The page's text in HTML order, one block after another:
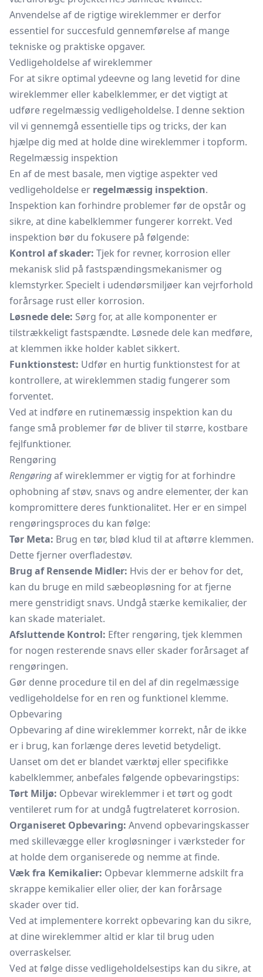
Anvendelse af de rigtige wireklemmer er derfor
essentiel for succesfuld gennemførelse af mange
tekniske og praktiske opgaver.
Vedligeholdelse af wireklemmer
For at sikre optimal ydeevne og lang levetid for dine
wireklemmer eller kabelklemmer, er det vigtigt at
udføre regelmæssig vedligeholdelse. I denne sektion
vil vi gennemgå essentielle tips og tricks, der kan
hjælpe dig med at holde dine wireklemmer i topform.
Regelmæssig inspektion
En af de mest basale, men vigtige aspekter ved
vedligeholdelse er regelmæssig inspektion.
Inspektion kan forhindre problemer før de opstår og
sikre, at dine kabelklemmer fungerer korrekt. Ved
inspektion bør du fokusere på følgende:
Kontrol af skader: Tjek for revner, korrosion eller
mekanisk slid på fastspændingsmekanismer og
klemstyrker. Specielt i udendørsmiljøer kan vejrforhold
forårsage rust eller korrosion.
Løsnede dele: Sørg for, at alle komponenter er
tilstrækkeligt fastspændte. Løsnede dele kan medføre,
at klemmen ikke holder kablet sikkert.
Funktionstest: Udfør en hurtig funktionstest for at
kontrollere, at wireklemmen stadig fungerer som
forventet.
Ved at indføre en rutinemæssig inspektion kan du
fange små problemer før de bliver til større, kostbare
fejlfunktioner.
Rengøring
Rengøringaf wireklemmer er vigtig for at forhindre
ophobning af støv, snavs og andre elementer, der kan
kompromittere deres funktionalitet. Her er en simpel
rengøringsproces du kan følge:
Tør Meta: Brug en tør, blød klud til at aftørre klemmen.
Dette fjerner overfladestøv.
Brug af Rensende Midler: Hvis der er behov for det,
kan du bruge en mild sæbeopløsning for at fjerne
mere genstridigt snavs. Undgå stærke kemikalier, der
kan skade materialet.
Afsluttende Kontrol: Efter rengøring, tjek klemmen
for nogen resterende snavs eller skader forårsaget af
rengøringen.
Gør denne procedure til en del af din regelmæssige
vedligeholdelse for en ren og funktionel klemme.
Opbevaring
Opbevaring af dine wireklemmer korrekt, når de ikke
er i brug, kan forlænge deres levetid betydeligt.
Uanset om det er blandet værktøj eller specifikke
kabelklemmer, anbefales følgende opbevaringstips:
Tørt Miljø: Opbevar wireklemmer i et tørt og godt
ventileret rum for at undgå fugtrelateret korrosion.
Organiseret Opbevaring: Anvend opbevaringskasser
med skillevægge eller krogløsninger i værksteder for
at holde dem organiserede og nemme at finde.
Væk fra Kemikalier: Opbevar klemmerne adskilt fra
skrappe kemikalier eller olier, der kan forårsage
skader over tid.
Ved at implementere korrekt opbevaring kan du sikre,
at dine wireklemmer altid er klar til brug uden
overraskelser.
Ved at følge disse vedligeholdelsestips kan du sikre, at